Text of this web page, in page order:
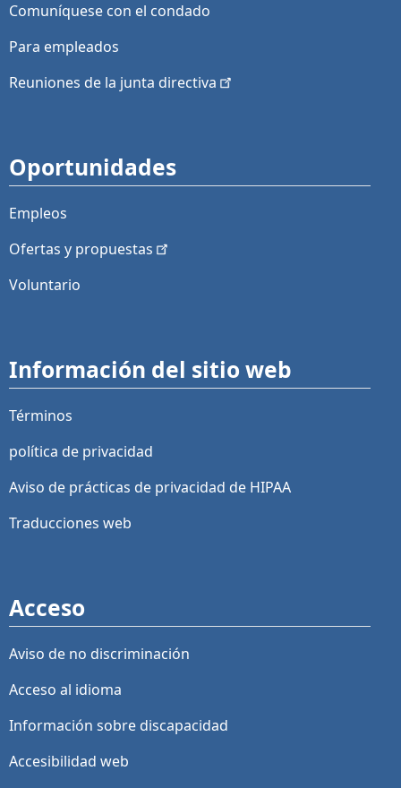
Comuníquese con el condado
Para empleados
Reuniones de la junta directiva
Oportunidades
Empleos
Ofertas y propuestas
Voluntario
Información del sitio web
Términos
política de privacidad
Aviso de prácticas de privacidad de HIPAA
Traducciones web
Acceso
Aviso de no discriminación
Acceso al idioma
Información sobre discapacidad
Accesibilidad web